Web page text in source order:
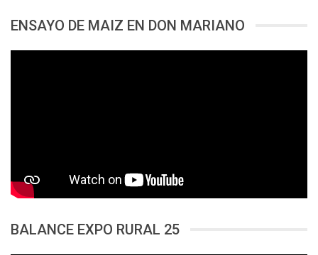
ENSAYO DE MAIZ EN DON MARIANO
BALANCE EXPO RURAL 25